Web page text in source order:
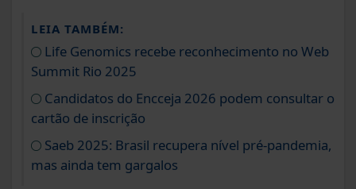
LEIA TAMBÉM:
Life Genomics recebe reconhecimento no Web
Summit Rio 2025
Candidatos do Encceja 2026 podem consultar o
cartão de inscrição
Saeb 2025: Brasil recupera nível pré-pandemia,
mas ainda tem gargalos